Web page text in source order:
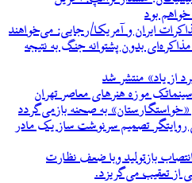
بود
ایران و آمریکا/رجایی: می‌خواهند
بدون پشتوانه جنگ به نتیجه
از یاد» منتشر شد
موزه هنرهای معاصر تهران
به صحنه بازمی‌گردد
روایتگر تصمیم سرنوشت ساز یک مادر
بازتولید وبا ضعف نظارت
از تعقیب می‌گریزد.